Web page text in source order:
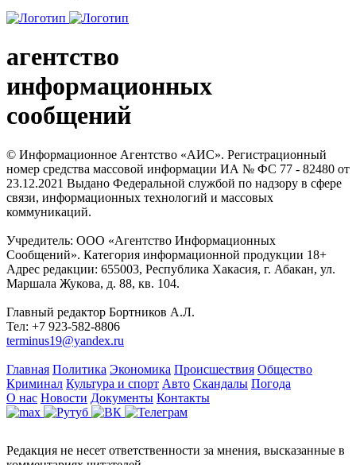
агентство
информационных
сообщений
© Информационное Агентство «АИС». Регистрационный
номер средства массовой информации ИА № ФС 77 - 82480 от
23.12.2021 Выдано Федеральной службой по надзору в сфере
связи, информационных технологий и массовых
коммуникаций.
Учредитель: ООО «Агентство Информационных
Сообщений». Категория информационной продукции 18+
Адрес редакции: 655003, Республика Хакасия, г. Абакан, ул.
Маршала Жукова, д. 88, кв. 104.
Главный редактор Бортников А.Л.
Тел: +7 923-582-8806
terminus19@yandex.ru
Главная Политика Экономика Происшествия Общество
Криминал Культура и спорт Авто Скандалы Погода
О нас Новости Документы Контакты
Редакция не несет ответственности за мнения, высказанные в